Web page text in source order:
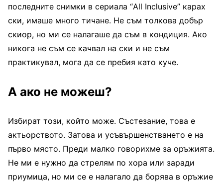
последните снимки в сериала “All Inclusive” карах
ски, имаше много тичане. Не съм толкова добър
скиор, но ми се налагаше да съм в кондиция. Ако
никога не съм се качвал на ски и не съм
практикувал, мога да се пребия като куче.
А ако не можеш?
Избират този, който може. Състезание, това е
актьорството. Затова и усъвършенстването е на
първо място. Преди малко говорихме за оръжията.
Не ми е нужно да стрелям по хора или заради
приумица, но ми се е налагало да борява в оръжие